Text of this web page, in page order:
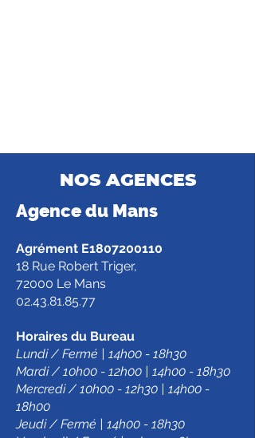
NOS AGENCES
Agence du Mans
Agrément E1807200110
18 Rue Robert Triger,
72000 Le Mans
02.43.81.85.77
Horaires du Bureau
Lundi / Fermé | 14h00 - 18h30
Mardi / 10h00 - 12h00 | 14h00 - 18h30
Mercredi / 10h00 - 12h30 | 14h00 -
18h00
Jeudi / Fermé | 14h00 - 18h30